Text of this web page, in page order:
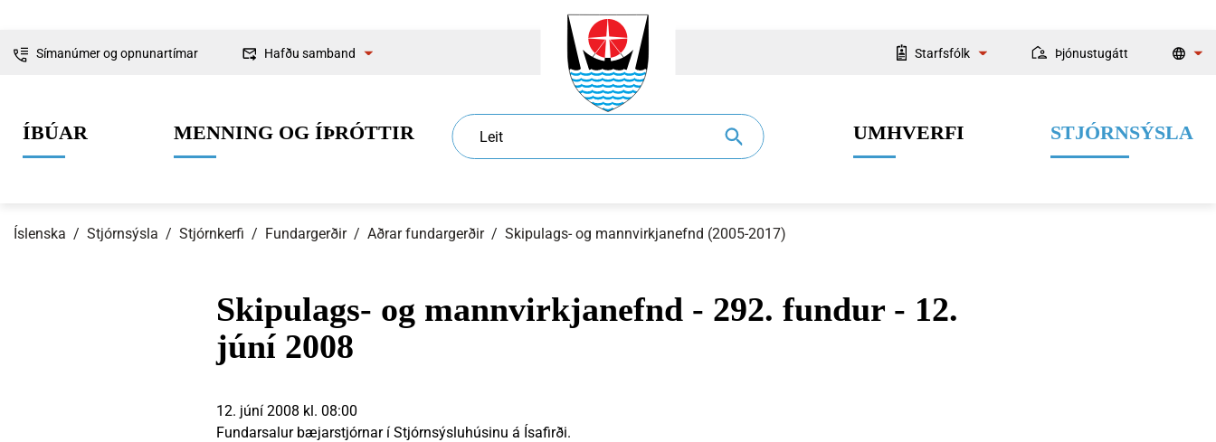
Leit
Símanúmer og opnunartímar Hafðu samband Starfsfólk Þjónustugátt
ÍBÚAR
Grunnskólaaldur Eldri borgarar Velferðarþjónusta
Nýir íbúar
MENNING OG ÍÞRÓTTIR
Íþróttir Sundlaugar Menning og listir
Ferðamaðurinn
UMHVERFI
Byggingarmál Sorphirða og -förgun Dýrahald
Samgöngur
STJÓRNSÝSLA
Stjórnkerfi Ráð og nefndir Fjármál
Svið og stofnanir
Íslenska / Stjórnsýsla / Stjórnkerfi / Fundargerðir / Aðrar fundargerðir / Skipulags- og mannvirkjanefnd (2005-2017)
Skipulags- og mannvirkjanefnd - 292. fundur - 12.
júní 2008
12. júní 2008 kl. 08:00
Fundarsalur bæjarstjórnar í Stjórnsýsluhúsinu á Ísafirði.